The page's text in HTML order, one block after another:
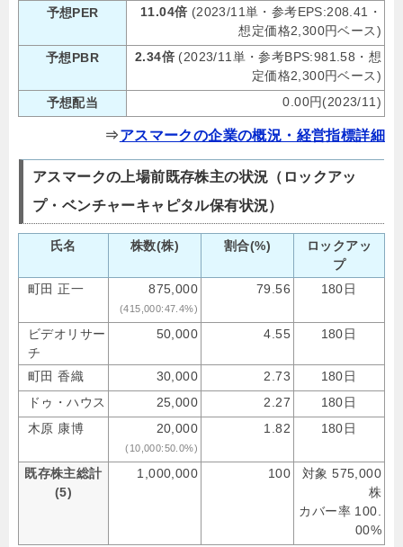
予想PER 11.04倍 (2023/11単・参考EPS:208.41・
想定価格2,300円ベース)
予想PBR
2.34倍 (2023/11単・参考BPS:981.58・想
定価格2,300円ベース)
予想配当
0.00円(2023/11)
⇒アスマークの企業の概況・経営指標詳細
アスマークの上場前既存株主の状況（ロックアッ
プ・ベンチャーキャピタル保有状況）
氏名 株数(株) 割合(%)
ロックアッ
プ
町田 正一
875,000
(415,000:47.4%)
79.56 180日
ビデオリサー
チ
50,000 4.55 180日
町田 香織 30,000 2.73
180日
ドゥ・ハウス
25,000 2.27
180日
木原 康博
20,000
(10,000:50.0%)
1.82 180日
既存株主総計
(5)
1,000,000 100
対象 575,000
株
カバー率 100.
00%